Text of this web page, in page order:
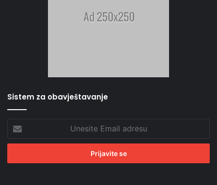
Sistem za obavještavanje
Email
adresu